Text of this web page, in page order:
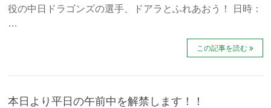
役の中日ドラゴンズの選手、ドアラとふれあおう！ 日時：
…
この記事を読む
本日より平日の午前中を解禁します！！